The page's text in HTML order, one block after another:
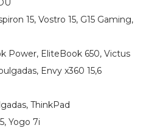
15, Vostro 15, G15 Gaming,
Power, EliteBook 650, Victus
Envy x360 15,6
ThinkPad
Yogo 7i